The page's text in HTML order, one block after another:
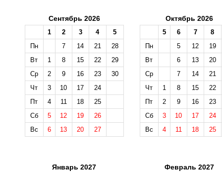
Сентябрь 2026
1 2 3 4
5
Пн
7 14 21
28
Вт
1 8 15 22
29
Ср
2 9 16 23
30
Чт
3 10 17
24
Пт
4 11 18
25
Сб
5 12 19
26
Вс
6 13 20 27
Октябрь 2026
5 6 7
8
Пн
5 12
19
Вт
6 13
20
Ср
7 14
21
Чт
1 8 15
22
Пт
2 9 16
23
Сб
3 10 17
24
Вс
4 11 18 25
Январь 2027 Февраль 2027